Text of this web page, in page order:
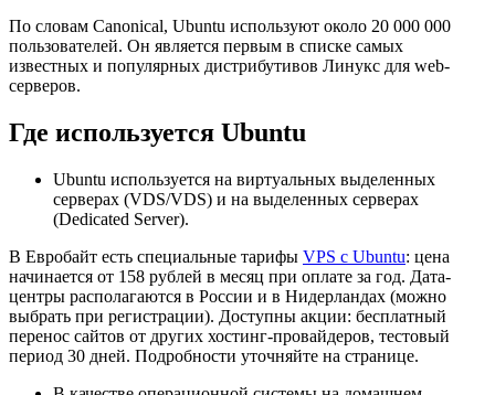
По словам Canonical, Ubuntu используют около 20 000 000
пользователей. Он является первым в списке самых
известных и популярных дистрибутивов Линукс для web-
серверов.
Где используется Ubuntu
Ubuntu используется на виртуальных выделенных
серверах (VDS/VDS) и на выделенных серверах
(Dedicated Server).
В Евробайт есть специальные тарифы VPS с Ubuntu: цена
начинается от 158 рублей в месяц при оплате за год. Дата-
центры располагаются в России и в Нидерландах (можно
выбрать при регистрации). Доступны акции: бесплатный
перенос сайтов от других хостинг-провайдеров, тестовый
период 30 дней. Подробности уточняйте на странице.